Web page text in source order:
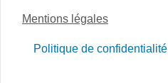
Mentions légales
Politique de confidentialité